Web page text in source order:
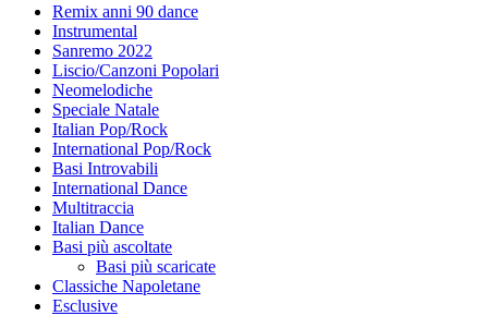
Remix anni 90 dance
Instrumental
Sanremo 2022
Liscio/Canzoni Popolari
Neomelodiche
Speciale Natale
Italian Pop/Rock
International Pop/Rock
Basi Introvabili
International Dance
Multitraccia
Italian Dance
Basi più ascoltate
Basi più scaricate
Classiche Napoletane
Esclusive